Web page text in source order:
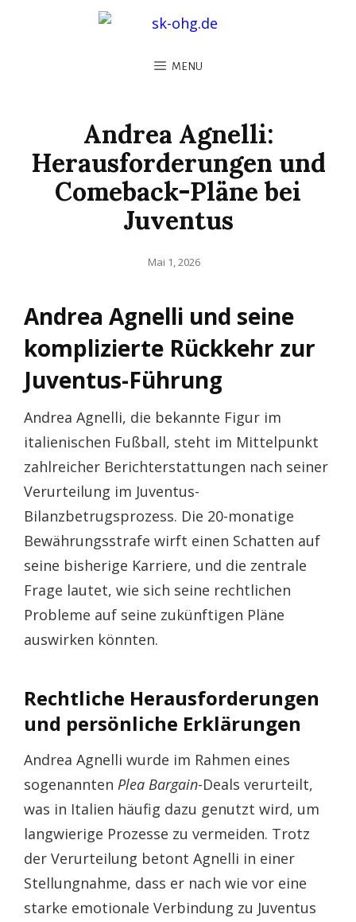
MENU
Andrea Agnelli:
Herausforderungen und
Comeback-Pläne bei
Juventus
Posted
Mai 1, 2026
Andrea Agnelli und seine
komplizierte Rückkehr zur
Juventus-Führung
Andrea Agnelli, die bekannte Figur im
italienischen Fußball, steht im Mittelpunkt
zahlreicher Berichterstattungen nach seiner
Verurteilung im Juventus-
Bilanzbetrugsprozess. Die 20-monatige
Bewährungsstrafe wirft einen Schatten auf
seine bisherige Karriere, und die zentrale
Frage lautet, wie sich seine rechtlichen
Probleme auf seine zukünftigen Pläne
auswirken könnten.
Rechtliche Herausforderungen
und persönliche Erklärungen
Andrea Agnelli wurde im Rahmen eines
sogenannten Plea Bargain-Deals verurteilt,
was in Italien häufig dazu genutzt wird, um
langwierige Prozesse zu vermeiden. Trotz
der Verurteilung betont Agnelli in einer
Stellungnahme, dass er nach wie vor eine
starke emotionale Verbindung zu Juventus